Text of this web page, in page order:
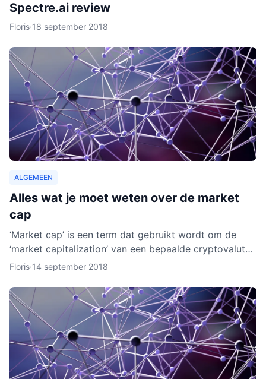
Spectre.ai review
Floris·18 september 2018
ALGEMEEN
Alles wat je moet weten over de market
cap
‘Market cap’ is een term dat gebruikt wordt om de
‘market capitalization’ van een bepaalde cryptovaluta
uit te drukken. Aan de hand van berekeningen van de
Floris·14 september 2018